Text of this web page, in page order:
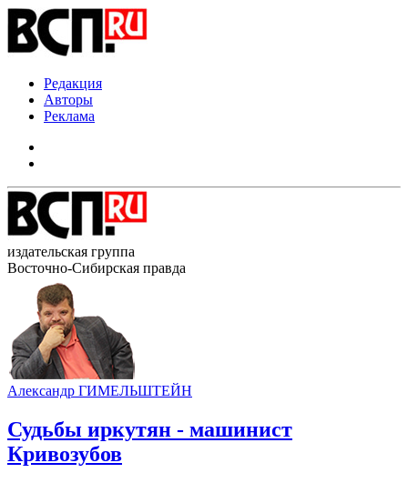
Редакция
Авторы
Реклама
издательская группа
Восточно-Сибирская правда
Александр ГИМЕЛЬШТЕЙН
Судьбы иркутян - машинист
Кривозубов